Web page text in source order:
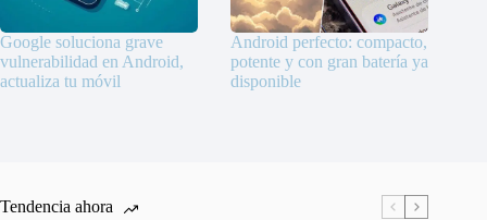
Google soluciona grave
vulnerabilidad en Android,
actualiza tu móvil
Android perfecto: compacto,
potente y con gran batería ya
disponible
Tendencia ahora